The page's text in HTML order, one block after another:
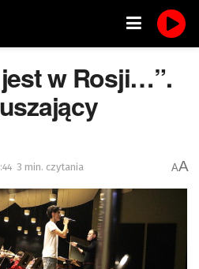
jest w Rosji…”.
3 min. czytania AA